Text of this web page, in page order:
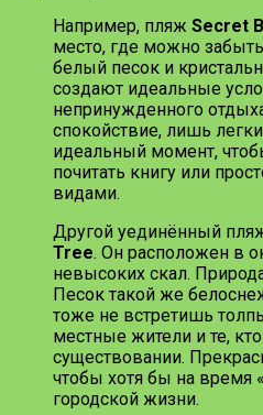
Например, пляж Secret
место, где можно
белый песок и
создают идеальные
непринужденного
спокойствие, лишь
идеальный момент,
почитать книгу или
видами.
Другой уединённый
Tree. Он расположен в
невысоких скал.
Песок такой же
тоже не встретишь
местные жители и те,
существовании.
чтобы хотя бы на время
городской жизни.